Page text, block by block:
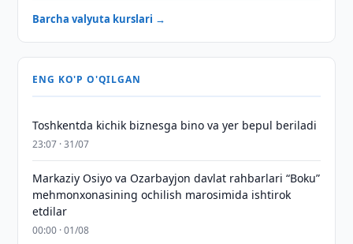
Barcha valyuta kurslari →
ENG KO'P O'QILGAN
Toshkentda kichik biznesga bino va yer bepul beriladi
23:07 · 31/07
Markaziy Osiyo va Ozarbayjon davlat rahbarlari “Boku”
mehmonxonasining ochilish marosimida ishtirok
etdilar
00:00 · 01/08